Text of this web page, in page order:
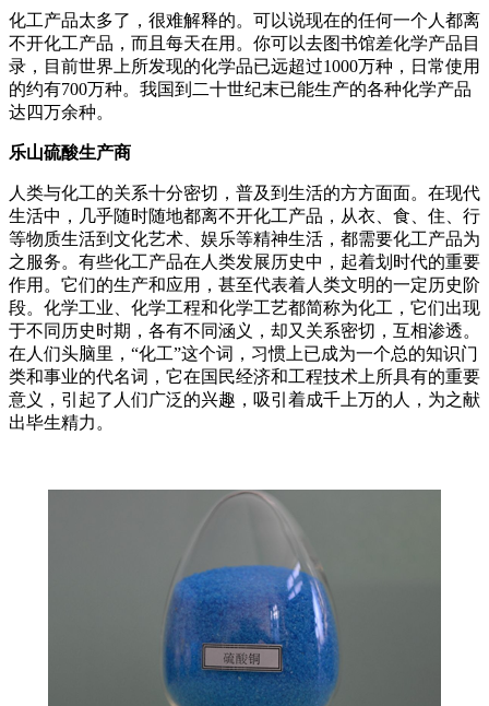
化工产品太多了，很难解释的。可以说现在的任何一个人都离
不开化工产品，而且每天在用。你可以去图书馆差化学产品目
录，目前世界上所发现的化学品已远超过1000万种，日常使用
的约有700万种。我国到二十世纪末已能生产的各种化学产品
达四万余种。
乐山硫酸生产商
人类与化工的关系十分密切，普及到生活的方方面面。在现代
生活中，几乎随时随地都离不开化工产品，从衣、食、住、行
等物质生活到文化艺术、娱乐等精神生活，都需要化工产品为
之服务。有些化工产品在人类发展历史中，起着划时代的重要
作用。它们的生产和应用，甚至代表着人类文明的一定历史阶
段。化学工业、化学工程和化学工艺都简称为化工，它们出现
于不同历史时期，各有不同涵义，却又关系密切，互相渗透。
在人们头脑里，“化工”这个词，习惯上已成为一个总的知识门
类和事业的代名词，它在国民经济和工程技术上所具有的重要
意义，引起了人们广泛的兴趣，吸引着成千上万的人，为之献
出毕生精力。